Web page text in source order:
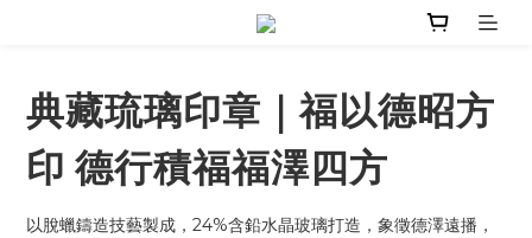
典藏琉璃印章｜福以德昭方
印 德行積福福澤四方
以脫蠟鑄造技藝製成，24%含鉛水晶玻璃打造，象徵德澤遠播，